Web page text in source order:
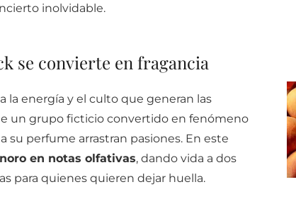
inolvidable.
se convierte en fragancia
la energía y el culto que generan las
un grupo ficticio convertido en fenómeno
su perfume arrastran pasiones. En este
en notas olfativas, dando vida a dos
para quienes quieren dejar huella.